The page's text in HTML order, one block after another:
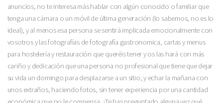
anuncios, no te interesa más hablar con algún conocido o familiar que
tenga una cámara o un móvil de última generación (lo sabemos, no es lo
ideal), y al menos esa persona se sentirá implicada emocionalmente con
vosotros y las fotografías de fotografía gastronomica, cartas y menus
para hostelería y restauración que queréis tener y os las hará con más
cariño y dedicación que una persona no profesional que tiene que dejar
su vida un domingo para desplazarse a un sitio, y echar la mañana con
unos extraños, haciendo fotos, sin tener experiencia por una cantidad